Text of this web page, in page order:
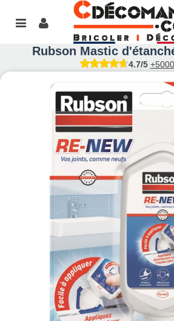
Rubson Mastic
4.7/5